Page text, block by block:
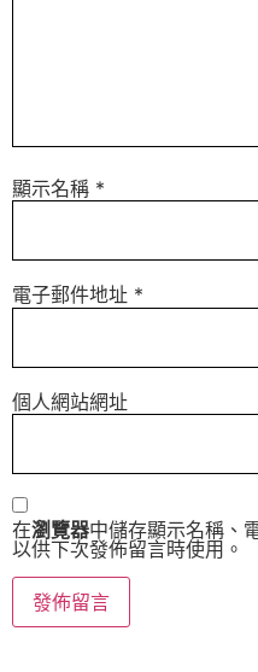
顯示名稱 *
電子郵件地址 *
個人網站網址
在瀏覽器中儲存顯示名稱、
以供下次發佈留言時使用。